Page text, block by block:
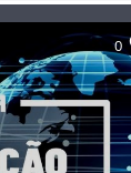
0